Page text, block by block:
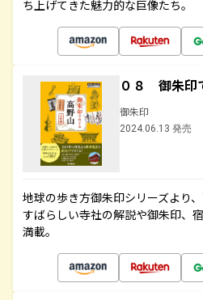
ち上げてきた魅力的な巨像たち。
０８ 御朱印
御朱印
2024.06.13 発売
地球の歩き方御朱印シリーズより
すばらしい寺社の解説や御朱印、
満載。